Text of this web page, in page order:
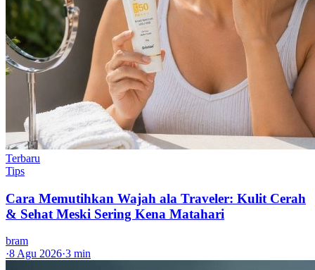
Terbaru
Tips
Cara Memutihkan Wajah ala Traveler: Kulit Cerah
& Sehat Meski Sering Kena Matahari
bram
·8 Agu 2026·3 min